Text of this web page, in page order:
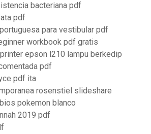
bacteriana pdf
pdf
para vestibular pdf
workbook pdf gratis
epson l210 lampu berkedip
pdf
pdf ita
rosenstiel slideshare
pokemon blanco
2019 pdf